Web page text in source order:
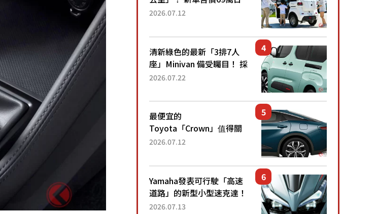
圓的「3人座」Trike大受歡
為何能迅速熱賣？
2026.07.12
清新綠色的最新「3排7人
座」Minivan 備受矚目！ 採
用全長4.7公尺剛剛好的車
還推出467萬元日圓起的5
人座版...
2026.07.22
最便宜的
Toyota「Crown」值得關
注！ 搭載4WD、每公升
眼！ 配備豐富、超越售價
水準，堪稱高CP值代表的
「...
2026.07.12
Yamaha發表可行駛「高速
道路」的新型小型速克達！
搭載能享受超強勁「渦輪
2026.07.13